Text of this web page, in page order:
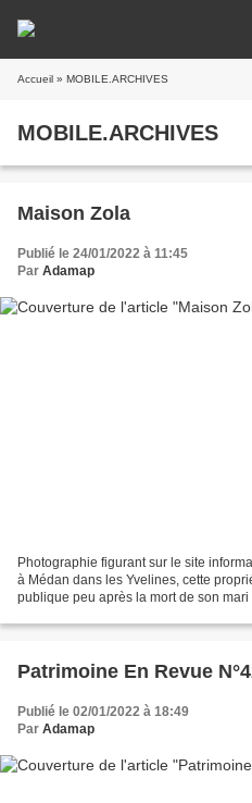
Accueil » MOBILE.ARCHIVES
MOBILE.ARCHIVES
Maison Zola
Publié le 24/01/2022 à 11:45
Par Adamap
Photographie figurant sur le site
à Médan dans les Yvelines, cette
publique peu après la mort de son
Patrimoine En Revue
Publié le 02/01/2022 à 18:49
Par Adamap